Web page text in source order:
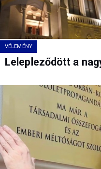
VÉLEMÉNY
Lelepleződött a